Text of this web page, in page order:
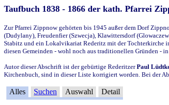
Taufbuch 1838 - 1866 der kath. Pfarrei
Zur Pfarrei Zippnow gehörten bis 1945 außer dem Dorf
(Dudylany), Freudenfier (Szwecja), Klawittersdorf
Stabitz und ein Lokalvikariat Rederitz mit der Tochterkirche
diesen Gemeinden - wohl noch aus traditionellen Gründen -
Autor dieser Abschrift ist der gebürtige RederitzerPaul
Kirchenbuch, sind in dieser Liste korrigiert worden. Bei der
Alles Suchen Auswahl Detail